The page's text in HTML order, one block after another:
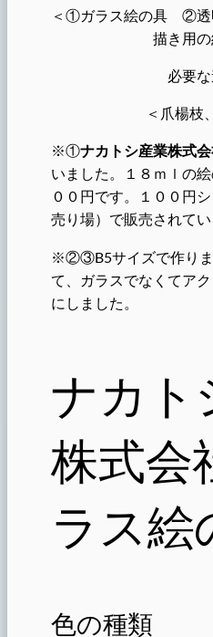
＜①ガラス絵の具 ②
描き用
必要
＜爪楊枝
※①ナカトシ産業株式
いました。１８ｍｌの
００円です。１００円
売り場）で販売されてい
※②③B5サイズで作りま
て、ガラスでなくてア
にしました。
ナカト
株式会
ラス絵
色の種類